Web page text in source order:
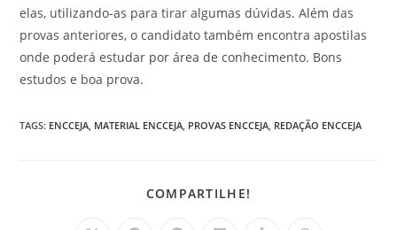
elas, utilizando-as para tirar algumas dúvidas. Além das
provas anteriores, o candidato também encontra apostilas
onde poderá estudar por área de conhecimento. Bons
estudos e boa prova.
TAGS: ENCCEJA MATERIAL ENCCEJA PROVAS ENCCEJA REDAÇÃO ENCCEJA
COMPARTILHE!